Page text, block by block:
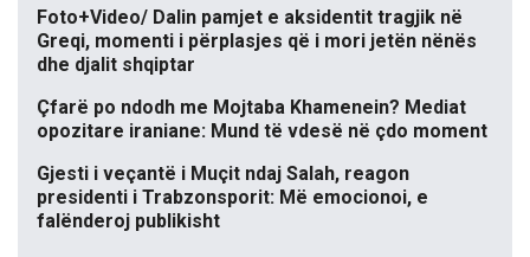
Foto+Video/ Dalin pamjet e aksidentit tragjik në
Greqi, momenti i përplasjes që i mori jetën nënës
dhe djalit shqiptar
Çfarë po ndodh me Mojtaba Khamenein? Mediat
opozitare iraniane: Mund të vdesë në çdo moment
Gjesti i veçantë i Muçit ndaj Salah, reagon
presidenti i Trabzonsporit: Më emocionoi, e
falënderoj publikisht